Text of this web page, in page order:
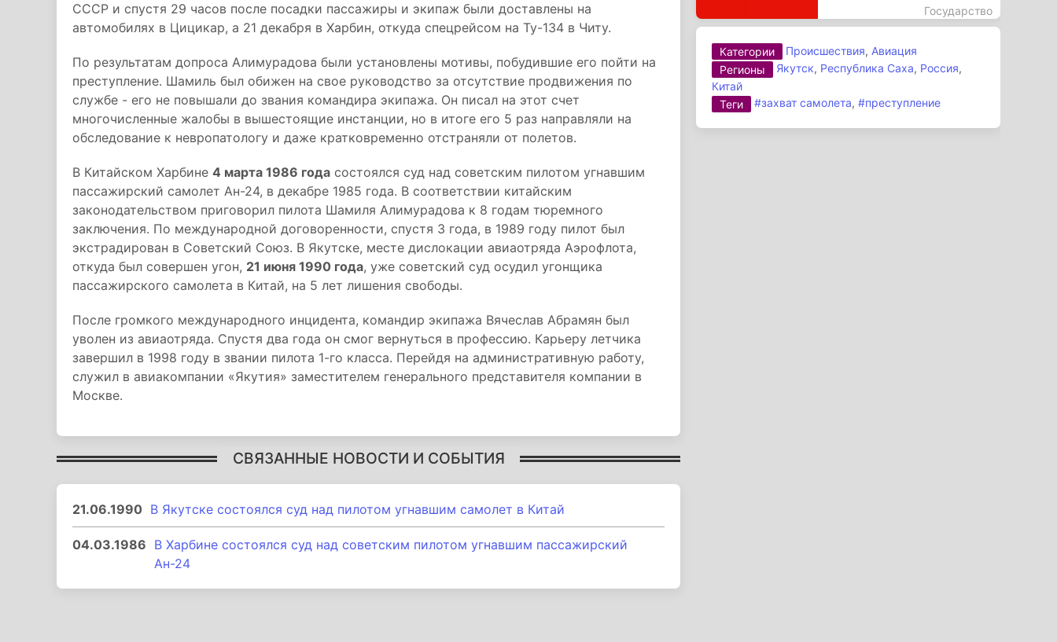
СССР и спустя 29 часов после посадки пассажиры и экипаж были доставлены на
автомобилях в Цицикар, а 21 декабря в Харбин, откуда спецрейсом на Ту-134 в Читу.
По результатам допроса Алимурадова были установлены мотивы, побудившие его пойти на
преступление. Шамиль был обижен на свое руководство за отсутствие продвижения по
службе - его не повышали до звания командира экипажа. Он писал на этот счет
многочисленные жалобы в вышестоящие инстанции, но в итоге его 5 раз направляли на
обследование к невропатологу и даже кратковременно отстраняли от полетов.
В Китайском Харбине 4 марта 1986 года состоялся суд над советским пилотом угнавшим
пассажирский самолет Ан-24, в декабре 1985 года. В соответствии китайским
законодательством приговорил пилота Шамиля Алимурадова к 8 годам тюремного
заключения. По международной договоренности, спустя 3 года, в 1989 году пилот был
экстрадирован в Советский Союз. В Якутске, месте дислокации авиаотряда Аэрофлота,
откуда был совершен угон, 21 июня 1990 года, уже советский суд осудил угонщика
пассажирского самолета в Китай, на 5 лет лишения свободы.
После громкого международного инцидента, командир экипажа Вячеслав Абрамян был
уволен из авиаотряда. Спустя два года он смог вернуться в профессию. Карьеру летчика
завершил в 1998 году в звании пилота 1-го класса. Перейдя на административную работу,
служил в авиакомпании «Якутия» заместителем генерального представителя компании в
Москве.
СВЯЗАННЫЕ НОВОСТИ И СОБЫТИЯ
21.06.1990 В Якутске состоялся суд над пилотом угнавшим самолет в Китай
04.03.1986 В Харбине состоялся суд над советским пилотом угнавшим пассажирский
Ан-24
Государство
Категории Происшествия, Авиация
Регионы
Якутск, Республика Саха, Россия,
Китай
Теги
#захват самолета,#преступление